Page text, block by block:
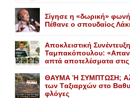
Σίγησε η «δωρική»
Πέθανε o σπουδαίος
Αποκλειστική
Ταμπακόπουλου:
απτά αποτελέσματα στις
ΘΑΥΜΑ Ή ΣΥΜΠΤΩΣΗ;
των Tαξιαρχών στο
φλόγες